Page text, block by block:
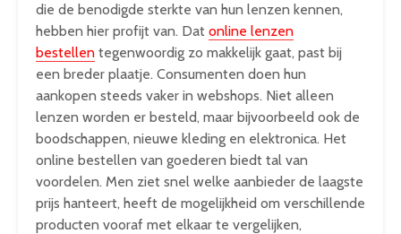
die de benodigde sterkte van hun lenzen kennen,
hebben hier profijt van. Dat online lenzen
bestellen tegenwoordig zo makkelijk gaat, past bij
een breder plaatje. Consumenten doen hun
aankopen steeds vaker in webshops. Niet alleen
lenzen worden er besteld, maar bijvoorbeeld ook de
boodschappen, nieuwe kleding en elektronica. Het
online bestellen van goederen biedt tal van
voordelen. Men ziet snel welke aanbieder de laagste
prijs hanteert, heeft de mogelijkheid om verschillende
producten vooraf met elkaar te vergelijken,